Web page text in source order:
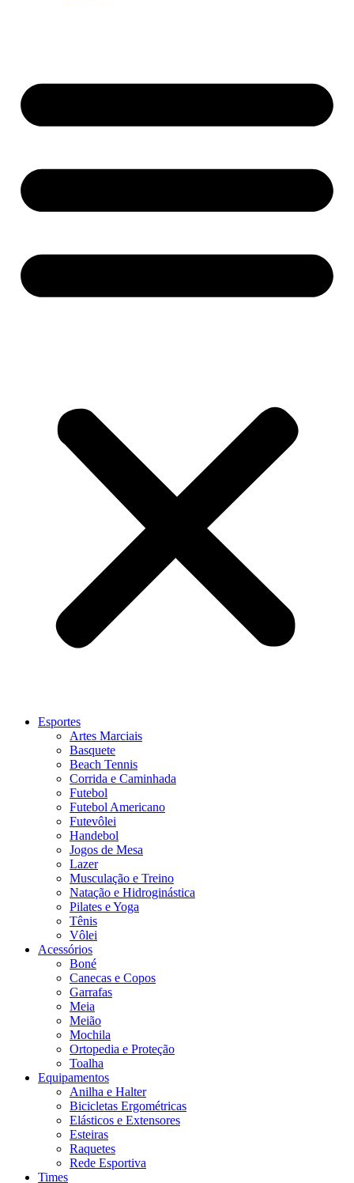
Esportes
Artes Marciais
Basquete
Beach Tennis
Corrida e Caminhada
Futebol
Futebol Americano
Futevôlei
Handebol
Jogos de Mesa
Lazer
Musculação e Treino
Natação e Hidroginástica
Pilates e Yoga
Tênis
Vôlei
Acessórios
Boné
Canecas e Copos
Garrafas
Meia
Meião
Mochila
Ortopedia e Proteção
Toalha
Equipamentos
Anilha e Halter
Bicicletas Ergométricas
Elásticos e Extensores
Esteiras
Raquetes
Rede Esportiva
Times